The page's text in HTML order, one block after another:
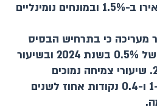
הדולר ב-2.8% מול האירו ב-1.5% ובמונחים נומינליים
מעריכה כי בתרחיש הבסיס
התוצר יצמח בשיעור של 0.5% בשנת 2024 ובשיעור
של 3.8% בשנת 2025. שיעורי צמיחה נמוכים
מהתחזית הקודמת ב-1 ו-0.4 נקודות אחוז לשנים